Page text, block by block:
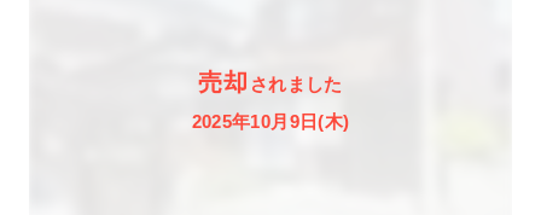
売却 されました
2025年10月9日(木)